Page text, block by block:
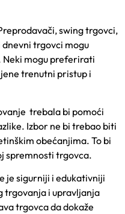
swing trgovci,
trgovci mogu
mogu preferirati
trenutni pristup i
trebala bi pomoći
Izbor ne bi trebao biti
obećanjima. To bi
spremnosti trgovca.
je sigurniji i edukativniji
trgovanja i upravljanja
trgovca da dokaže